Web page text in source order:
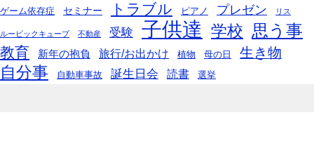
ゲーム依存症 セミナー トラブル ピアノ プレゼン リス
ルービックキューブ 不動産 受験 子供達 学校 思う事
教育 新年の抱負 旅行/お出かけ 植物 母の日 生き物
自分事 自動車事故 誕生日会 読書 選挙